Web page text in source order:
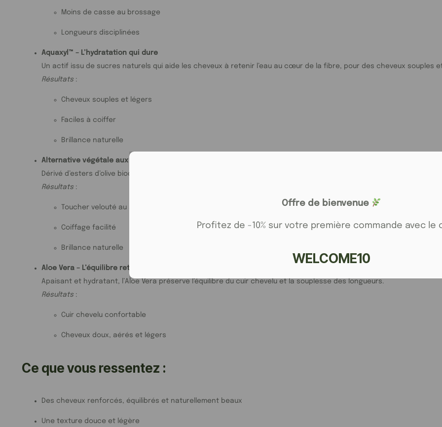
Moins de casse au brossage
Longueurs disciplinées
Aquaxyl™ – L’hydratation qui dure
Un actif issu de sucres naturels qui aide les cheveux à retenir l’eau au cœur de la fibre, pour des cheveux souples
Résultats:
Cheveux souples et légers
Faciles à coiffer
Brillance naturelle
Alternative végétale aux silicones – La douceur sans compromis
Dérivé d’esters d’olive biodégradables, cet émollient végétal enveloppe délicatement le cheveu tout en respectant
Résultats:
Toucher velouté au séchage
Coiffage facilité
Brillance naturelle
Aloe Vera – L’équilibre retrouvé
Apaisant et hydratant, l’Aloe Vera préserve l’équilibre du cuir chevelu et la souplesse des longueurs.
Résultats:
Cuir chevelu confortable
Cheveux doux, aérés et légers
Ce que vous ressentez :
Des cheveux renforcés, équilibrés et naturellement beaux
Une texture douce et légère
Offre de bienvenue
Profitez de -10% sur votre première commande avec le
WELCOME10